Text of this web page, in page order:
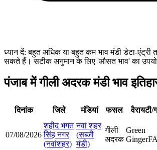
ध्यान दें: बहुत अधिक या बहुत कम भाव मंडी डेटा-एंट्री
सकते हैं। सटीक अनुमान के लिए 'औसत भाव' का
पंजाब में गीली अदरक मंडी भाव
दिनांक जिले मंडियां फसल वैरायटी/
07/08/2026
शहीद भगत
सिंह नगर
(नवांशहर)
नवां शहर
(सब्जी
मंडी)
गीली
अदरक
Green
Ginger